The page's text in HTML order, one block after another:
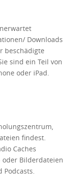
Downloads
beschädigte
sind ein Teil von
oder iPad.
findest.
Caches
Bilderdateien